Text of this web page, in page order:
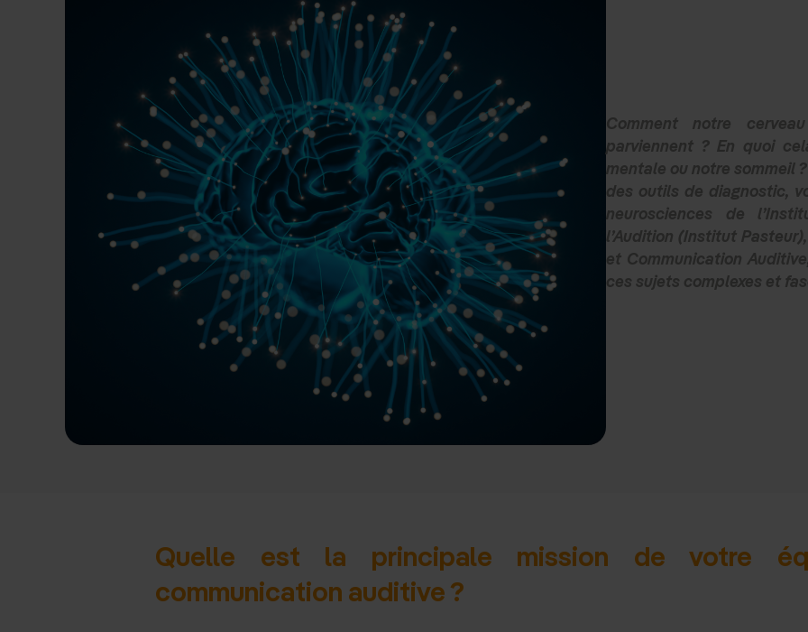
Comment notre
parviennent ? En quoi
mentale ou notre sommeil
des outils de diagnostic,
neurosciences de
l’Audition (Institut
et Communication
ces sujets complexes et
Quelle est la principale mission de votre
communication auditive ?